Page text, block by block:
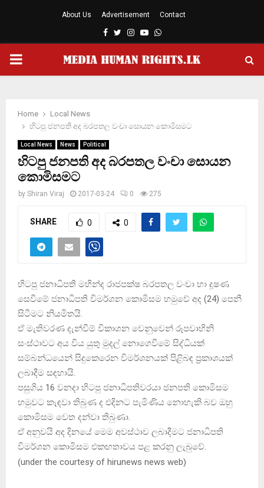
About Us Advertisement Contact
Facebook
TwitterInstagram
YoutubeWhatsapp
PRIMARY
Home
Local News
හිටපු ජනපති අද බරපතල වංචා සොයන කොමිසමට
Local News News Political
හිටපු ජනපති අද බරපතල වංචා සොයන
කොමිසමට
by Shiran Viraj 2017-03-24 0 275
SHARE 0 0
හිටපු ජනාධිපති මහින්ද රාජපක්ෂ බරපතල වංචා හා දූෂණ
සෙවීමේ ජනාධිපති විමර්ශන කොමිසම හමුවේ අද (24) පෙනී
සිටීමට නියමිතයි.
ඒ මැතිවරණ දැන්වීම් විකාශන වෙනුවෙන් රූපවාහිනි
සංස්ථාවට අය විය යුතු මුදල් නොගෙවීමේ සිද්ධියක්
සම්බන්ධයෙන් සිදුකෙරෙන විමර්ශනයක් පිළිබඳ ප්‍රකාශයක්
ලබාදීම සඳහායි.
පසුගිය 16 වනදා හිටපු ජනාධිපතිවරයා ජනපති කොමිසම
හමුවට කැඳවා තිබුණ ද එදිනට පැමිණිය නොහැකි බව ඔහු
කොමිසම වෙත දන්වා තිබුණා.
ඒ අනුවයි අද දිනයේ මෙම අවස්ථාව ලබාදීමට ජනාධිපති
විමර්ශන කොමිසම එකඟතාවය පළ කරනු ලැබුවේ.
(under the courtesy of hirunews news web)